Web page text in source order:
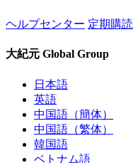
ヘルプセンター 定期購読
大紀元 Global Group
日本語
英語
中国語（簡体）
中国語（繁体）
韓国語
ベトナム語